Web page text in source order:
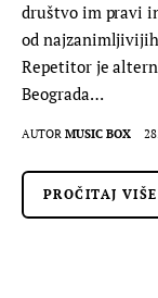
društvo im pravi
od najzanimljivijih
Repetitor je
Beograda…
AUTOR MUSIC BOX
PROČITAJ VIŠE